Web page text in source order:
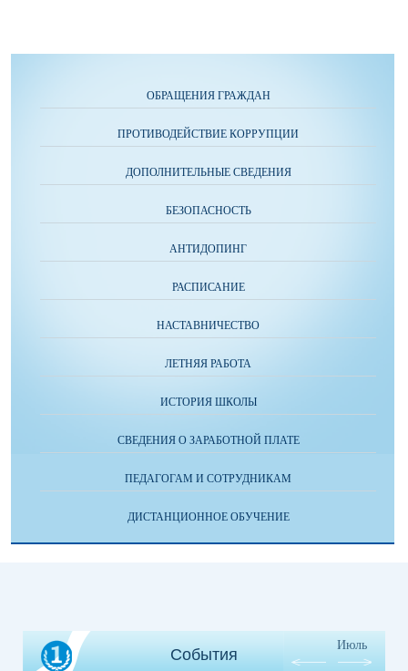
ОБРАЩЕНИЯ ГРАЖДАН
ПРОТИВОДЕЙСТВИЕ КОРРУПЦИИ
ДОПОЛНИТЕЛЬНЫЕ СВЕДЕНИЯ
БЕЗОПАСНОСТЬ
АНТИДОПИНГ
РАСПИСАНИЕ
НАСТАВНИЧЕСТВО
ЛЕТНЯЯ РАБОТА
ИСТОРИЯ ШКОЛЫ
СВЕДЕНИЯ О ЗАРАБОТНОЙ ПЛАТЕ
ПЕДАГОГАМ И СОТРУДНИКАМ
ДИСТАНЦИОННОЕ ОБУЧЕНИЕ
События
Июль